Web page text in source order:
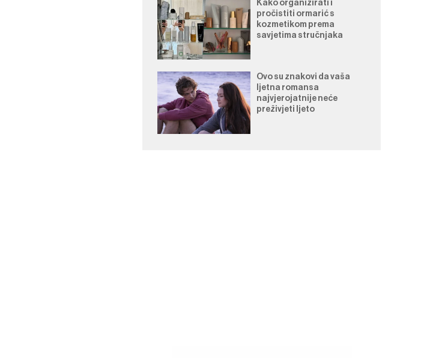
Kako organizirati i
pročistiti ormarić s
kozmetikom prema
savjetima stručnjaka
Ovo su znakovi da vaša
ljetna romansa
najvjerojatnije neće
preživjeti ljeto